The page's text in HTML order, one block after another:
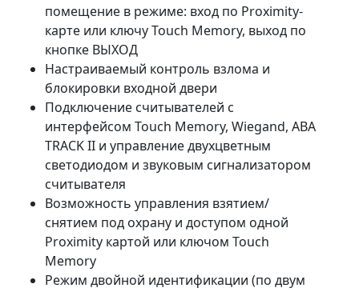
помещение в режиме: вход по Proximity-
карте или ключу Touch Memory, выход по
кнопке ВЫХОД
Настраиваемый контроль взлома и
блокировки входной двери
Подключение считывателей с
интерфейсом Touch Memory, Wiegand, ABA
TRACK II и управление двухцветным
светодиодом и звуковым сигнализатором
считывателя
Возможность управления взятием/
снятием под охрану и доступом одной
Proximity картой или ключом Touch
Memory
Режим двойной идентификации (по двум